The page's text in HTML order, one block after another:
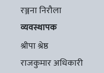
रञ्जना निरौला
व्यवस्थापक
श्रीपा श्रेष्ठ
राजकुमार अधिकारी